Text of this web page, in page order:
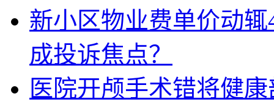
新小区物业费单价动
成投诉焦点？
医院开颅手术错将健